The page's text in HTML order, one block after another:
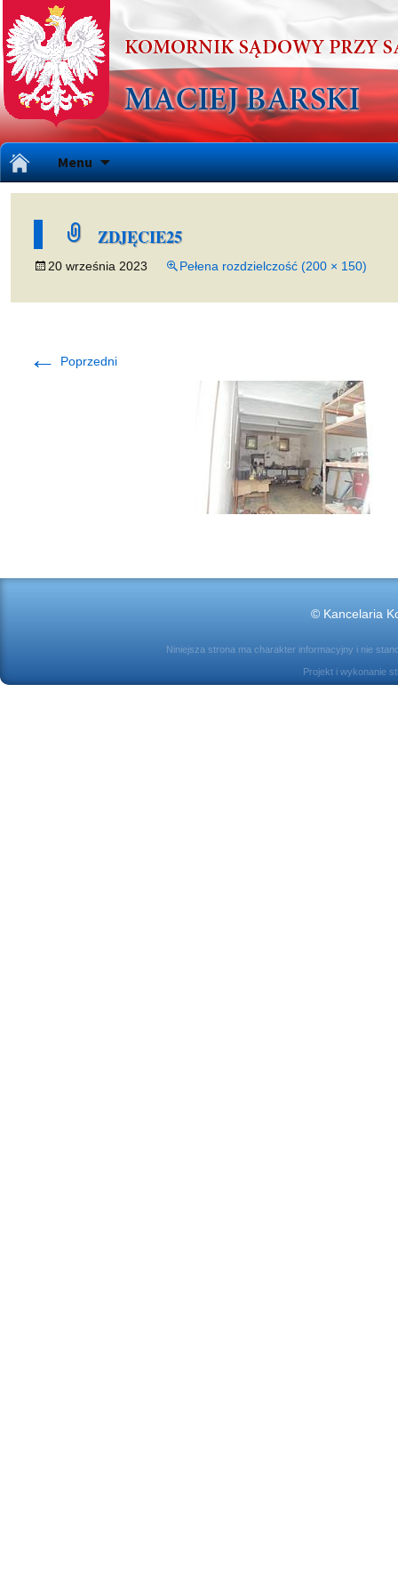
Menu
do
ZDJĘCIE25
20 września 2023 Pełena rozdzielczość (200 × 150)
← Poprzedni
© Kancelaria
Niniejsza strona ma charakter informacyjny i nie
Projekt i wykonanie